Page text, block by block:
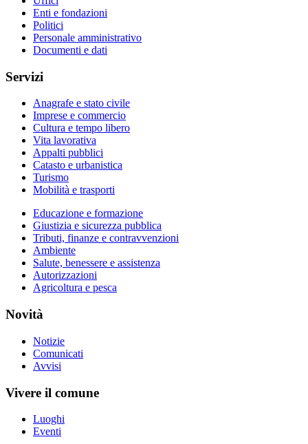
Enti e fondazioni
Politici
Personale amministrativo
Documenti e dati
Servizi
Anagrafe e stato civile
Imprese e commercio
Cultura e tempo libero
Vita lavorativa
Appalti pubblici
Catasto e urbanistica
Turismo
Mobilità e trasporti
Educazione e formazione
Giustizia e sicurezza pubblica
Tributi, finanze e contravvenzioni
Ambiente
Salute, benessere e assistenza
Autorizzazioni
Agricoltura e pesca
Novità
Notizie
Comunicati
Avvisi
Vivere il comune
Luoghi
Eventi